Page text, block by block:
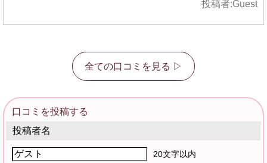
投稿者:Guest
全ての口コミを見る ▷
口コミを投稿する
投稿者名
20文字以内